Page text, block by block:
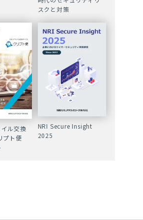
スクと対策
ル交換
プト便
NRI Secure Insight
2025